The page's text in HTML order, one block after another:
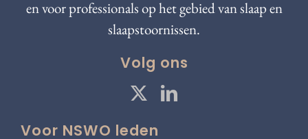
en voor professionals op het gebied van slaap en
slaapstoornissen.
Volg ons
Voor NSWO leden